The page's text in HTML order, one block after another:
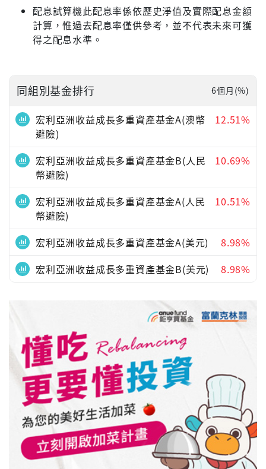
配息試算機此配息率係依歷史淨值及實際配息金額
計算，惟過去配息率僅供參考，並不代表未來可獲
得之配息水準。
同組別基金排行 6個月(%)
宏利亞洲收益成長多重資產基金A(澳幣
避險)
12.51%
宏利亞洲收益成長多重資產基金B(人民
幣避險)
10.69%
宏利亞洲收益成長多重資產基金A(人民
幣避險)
10.51%
宏利亞洲收益成長多重資產基金A(美元)
8.98%
宏利亞洲收益成長多重資產基金B(美元)
8.98%